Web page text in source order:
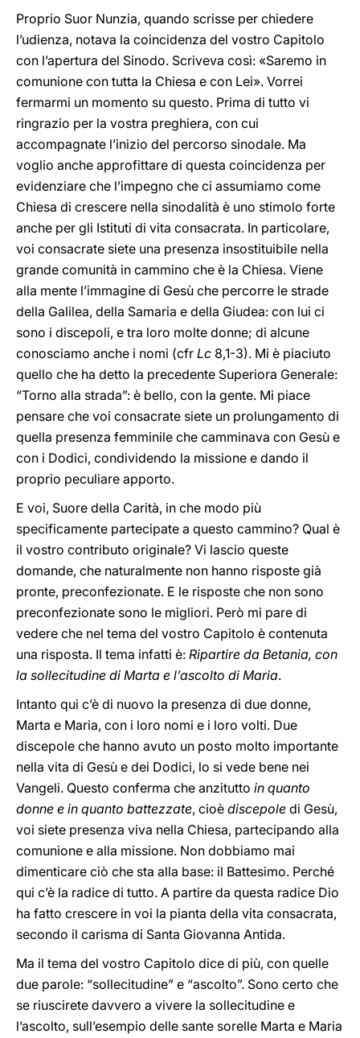
Proprio Suor Nunzia, quando scrisse per chiedere
l’udienza, notava la coincidenza del vostro Capitolo
con l’apertura del Sinodo. Scriveva così: «Saremo in
comunione con tutta la Chiesa e con Lei». Vorrei
fermarmi un momento su questo. Prima di tutto vi
ringrazio per la vostra preghiera, con cui
accompagnate l’inizio del percorso sinodale. Ma
voglio anche approfittare di questa coincidenza per
evidenziare che l’impegno che ci assumiamo come
Chiesa di crescere nella sinodalità è uno stimolo forte
anche per gli Istituti di vita consacrata. In particolare,
voi consacrate siete una presenza insostituibile nella
grande comunità in cammino che è la Chiesa. Viene
alla mente l’immagine di Gesù che percorre le strade
della Galilea, della Samaria e della Giudea: con lui ci
sono i discepoli, e tra loro molte donne; di alcune
conosciamo anche i nomi (cfr Lc 8,1-3). Mi è piaciuto
quello che ha detto la precedente Superiora Generale:
“Torno alla strada”: è bello, con la gente. Mi piace
pensare che voi consacrate siete un prolungamento di
quella presenza femminile che camminava con Gesù e
con i Dodici, condividendo la missione e dando il
proprio peculiare apporto.
E voi, Suore della Carità, in che modo più
specificamente partecipate a questo cammino? Qual è
il vostro contributo originale? Vi lascio queste
domande, che naturalmente non hanno risposte già
pronte, preconfezionate. E le risposte che non sono
preconfezionate sono le migliori. Però mi pare di
vedere che nel tema del vostro Capitolo è contenuta
una risposta. Il tema infatti è: Ripartire da Betania, con
la sollecitudine di Marta e l’ascolto di Maria.
Intanto qui c’è di nuovo la presenza di due donne,
Marta e Maria, con i loro nomi e i loro volti. Due
discepole che hanno avuto un posto molto importante
nella vita di Gesù e dei Dodici, lo si vede bene nei
Vangeli. Questo conferma che anzitutto in quanto
donne e in quanto battezzate, cioè discepole di Gesù,
voi siete presenza viva nella Chiesa, partecipando alla
comunione e alla missione. Non dobbiamo mai
dimenticare ciò che sta alla base: il Battesimo. Perché
qui c’è la radice di tutto. A partire da questa radice Dio
ha fatto crescere in voi la pianta della vita consacrata,
secondo il carisma di Santa Giovanna Antida.
Ma il tema del vostro Capitolo dice di più, con quelle
due parole: “sollecitudine” e “ascolto”. Sono certo che
se riuscirete davvero a vivere la sollecitudine e
l’ascolto, sull’esempio delle sante sorelle Marta e Maria